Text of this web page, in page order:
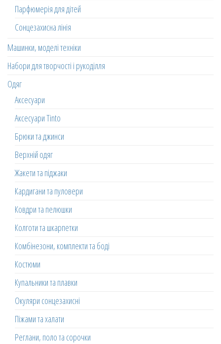
Парфюмерія для дітей
Сонцезахисна лінія
Машинки, моделі техніки
Набори для творчості і рукоділля
Одяг
Аксесуари
Аксесуари Tinto
Брюки та джинси
Верхній одяг
Жакети та піджаки
Кардигани та пуловери
Ковдри та пелюшки
Колготи та шкарпетки
Комбінезони, комплекти та боді
Костюми
Купальники та плавки
Окуляри сонцезахисні
Піжами та халати
Реглани, поло та сорочки